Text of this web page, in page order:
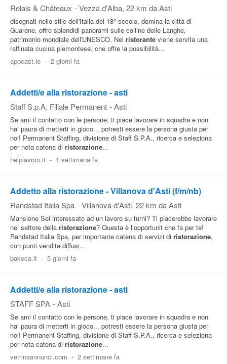
Relais & Châteaux - Vezza d'Alba, 22 km da Asti
disegnati nello stile dell'Italia del 18° secolo, domina la città di
Guarene, offre splendidi panorami sulle colline delle Langhe,
patrimonio mondiale dell'UNESCO. Nel ristorante viene servita una
raffinata cucina piemontese, che offre la possibilità...
appcast.io - 2 giorni fa
Addetti/e alla ristorazione - asti
Staff S.p.A. Filiale Permanent - Asti
Se ami il contatto con le persone, ti piace lavorare in squadra e non
hai paura di metterti in gioco... potresti essere la persona giusta per
noi! Permanent Staffing, divisione di Staff S.P.A., ricerca e seleziona
per nota catena di ristorazione...
helplavoro.it - 1 settimana fa
Addetto alla ristorazione - Villanova d'Asti (f/m/nb)
Randstad Italia Spa - Villanova d'Asti, 22 km da Asti
Mansione Sei interessato ad un lavoro su turni? Ti piacerebbe lavorare
nel settore della ristorazione? Questa è l’opportunit che fa per te!
Randstad Italia Spa, per importante catena di servizi di ristorazione,
con punti vendita diffusi...
bakeca.it - 5 giorni fa
Addetti/e alla ristorazione - asti
STAFF SPA - Asti
Se ami il contatto con le persone, ti piace lavorare in squadra e non
hai paura di metterti in gioco... potresti essere la persona giusta per
noi! Permanent Staffing, divisione di Staff S.P.A., ricerca e seleziona
per nota catena di ristorazione...
vetrinaannunci.com - 2 settimane fa